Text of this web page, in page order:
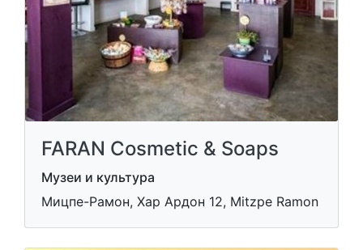
FARAN Cosmetic & Soaps
Музеи и культура
Мицпе-Рамон, Хар Ардон 12, Mitzpe Ramon